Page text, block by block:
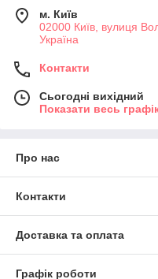
м. Київ
02000 Київ, вулиця
Україна
Контакти
Сьогодні вихідний
Показати весь
Про нас
Контакти
Доставка та оплата
Графік роботи